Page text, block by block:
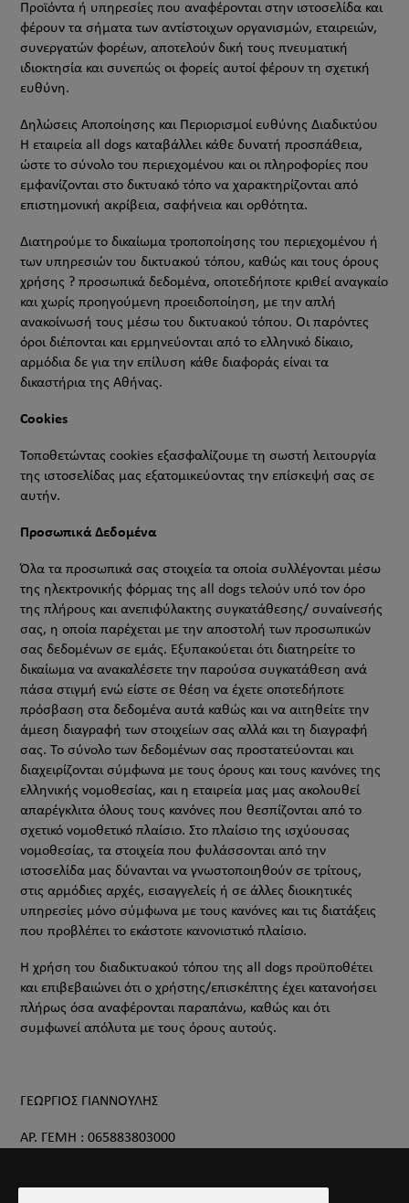
Προϊόντα ή υπηρεσίες που αναφέρονται στην ιστοσελίδα και
φέρουν τα σήματα των αντίστοιχων οργανισμών, εταιρειών,
συνεργατών φορέων, αποτελούν δική τους πνευματική
ιδιοκτησία και συνεπώς οι φορείς αυτοί φέρουν τη σχετική
ευθύνη.
Δηλώσεις Αποποίησης και Περιορισμοί ευθύνης Διαδικτύου
Η εταιρεία all dogs καταβάλλει κάθε δυνατή προσπάθεια,
ώστε το σύνολο του περιεχομένου και οι πληροφορίες που
εμφανίζονται στο δικτυακό τόπο να χαρακτηρίζονται από
επιστημονική ακρίβεια, σαφήνεια και ορθότητα.
Διατηρούμε το δικαίωμα τροποποίησης του περιεχομένου ή
των υπηρεσιών του δικτυακού τόπου, καθώς και τους όρους
χρήσης ? προσωπικά δεδομένα, οποτεδήποτε κριθεί αναγκαίο
και χωρίς προηγούμενη προειδοποίηση, με την απλή
ανακοίνωσή τους μέσω του δικτυακού τόπου. Οι παρόντες
όροι διέπονται και ερμηνεύονται από το ελληνικό δίκαιο,
αρμόδια δε για την επίλυση κάθε διαφοράς είναι τα
δικαστήρια της Αθήνας.
Cookies
Τοποθετώντας cookies εξασφαλίζουμε τη σωστή λειτουργία
της ιστοσελίδας μας εξατομικεύοντας την επίσκεψή σας σε
αυτήν.
Προσωπικά Δεδομένα
Όλα τα προσωπικά σας στοιχεία τα οποία συλλέγονται μέσω
της ηλεκτρονικής φόρμας της all dogs τελούν υπό τον όρο
της πλήρους και ανεπιφύλακτης συγκατάθεσης/ συναίνεσής
σας, η οποία παρέχεται με την αποστολή των προσωπικών
σας δεδομένων σε εμάς. Εξυπακούεται ότι διατηρείτε το
δικαίωμα να ανακαλέσετε την παρούσα συγκατάθεση ανά
πάσα στιγμή ενώ είστε σε θέση να έχετε οποτεδήποτε
πρόσβαση στα δεδομένα αυτά καθώς και να αιτηθείτε την
άμεση διαγραφή των στοιχείων σας αλλά και τη διαγραφή
σας. Το σύνολο των δεδομένων σας προστατεύονται και
διαχειρίζονται σύμφωνα με τους όρους και τους κανόνες της
ελληνικής νομοθεσίας, και η εταιρεία μας μας ακολουθεί
απαρέγκλιτα όλους τους κανόνες που θεσπίζονται από το
σχετικό νομοθετικό πλαίσιο. Στο πλαίσιο της ισχύουσας
νομοθεσίας, τα στοιχεία που φυλάσσονται από την
ιστοσελίδα μας δύνανται να γνωστοποιηθούν σε τρίτους,
στις αρμόδιες αρχές, εισαγγελείς ή σε άλλες διοικητικές
υπηρεσίες μόνο σύμφωνα με τους κανόνες και τις διατάξεις
που προβλέπει το εκάστοτε κανονιστικό πλαίσιο.
Η χρήση του διαδικτυακού τόπου της all dogs προϋποθέτει
και επιβεβαιώνει ότι ο χρήστης/επισκέπτης έχει κατανοήσει
πλήρως όσα αναφέρονται παραπάνω, καθώς και ότι
συμφωνεί απόλυτα με τους όρους αυτούς.
ΓΕΩΡΓΙΟΣ ΓΙΑΝΝΟΥΛΗΣ
ΑΡ. ΓΕΜΗ : 065883803000